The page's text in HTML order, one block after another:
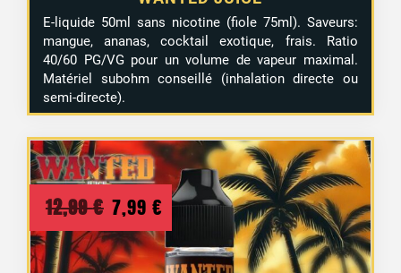
1 avis
E-liquide 50ml sans nicotine (fiole 75ml). Saveurs:
mangue, ananas, cocktail exotique, frais. Ratio
40/60 PG/VG pour un volume de vapeur maximal.
Matériel subohm conseillé (inhalation directe ou
semi-directe).
12,99€ Le
prix
7,99 € Le
prix